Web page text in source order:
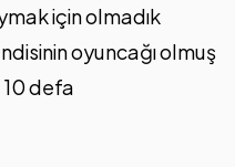
için olmadık
oyuncağı olmuş
10 defa